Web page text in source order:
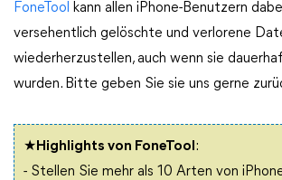
FoneTool
kann allen iPhone-Benutzern
versehentlich gelöschte und verlorene
wiederherzustellen, auch wenn sie
wurden. Bitte geben Sie sie uns gerne
★Highlights von FoneTool :
- Stellen Sie mehr als 10 Arten von